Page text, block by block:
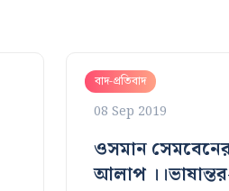
বাদ-প্রতিবাদ
08 Sep 2019
ওসমান সেমবেনের
আলাপ